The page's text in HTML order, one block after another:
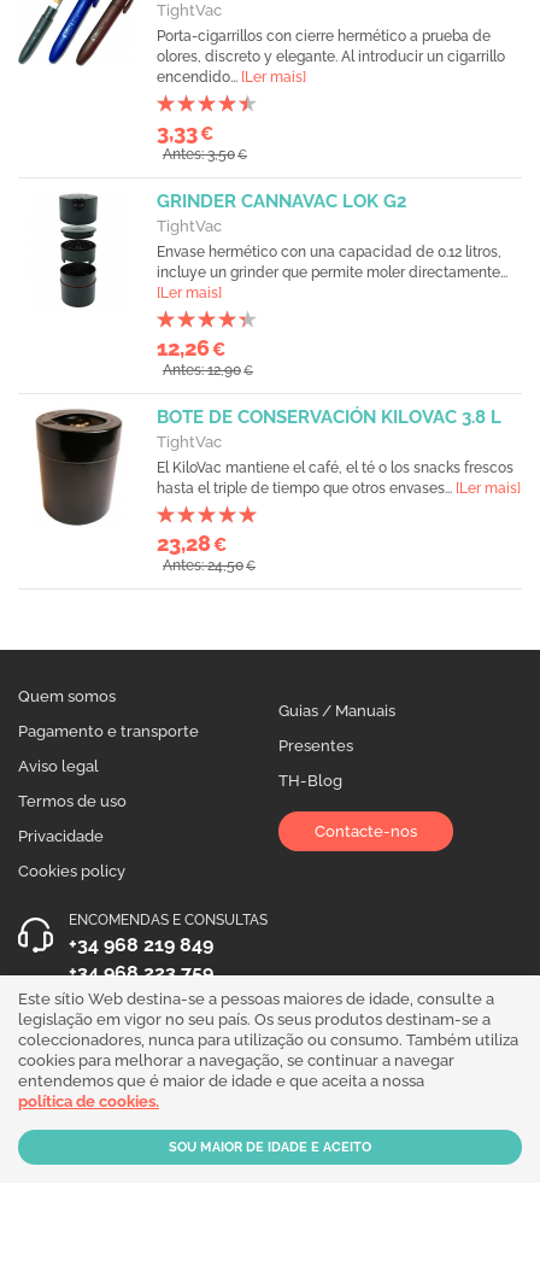
TightVac
Porta-cigarrillos con cierre hermético a prueba de
olores, discreto y elegante. Al introducir un cigarrillo
encendido... [Ler mais]
3,33€
Antes: 3,50€
GRINDER CANNAVAC LOK G2
TightVac
Envase hermético con una capacidad de 0.12 litros,
incluye un grinder que permite moler directamente...
[Ler mais]
12,26€
Antes: 12,90€
BOTE DE CONSERVACIÓN KILOVAC 3.8 L
TightVac
El KiloVac mantiene el café, el té o los snacks frescos
hasta el triple de tiempo que otros envases... [Ler mais]
23,28€
Antes: 24,50€
Quem somos
Pagamento e transporte
Aviso legal
Termos de uso
Privacidade
Cookies policy
Guias / Manuais
Presentes
TH-Blog
Contacte-nos
ENCOMENDAS E CONSULTAS
+34 968 219 849
+34 968 223 759
HORÁRIO DE ATENDIMENTO
Segunda a Sexta 10:00 - 19:00
Siga-nos!
Este sítio Web destina-se a pessoas maiores de idade, consulte a
legislação em vigor no seu país. Os seus produtos destinam-se a
coleccionadores, nunca para utilização ou consumo. Também utiliza
cookies para melhorar a navegação, se continuar a navegar
entendemos que é maior de idade e que aceita a nossa
política de cookies.